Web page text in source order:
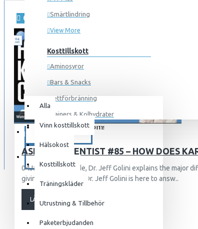
Alla
Alla
Vinn kosttillskott
Hälsokost
Kosttillskott
Träningskläder
Utrustning & Tillbehör
Paketerbjudanden
0 produkt(er) - 0kr
Din varukorg är tom!
Smärtlindring
View More
Kosttillskott
Aminosyror
Bars & Snacks
Fettförbränning
Gainers & Kolhydrater
Pre Workout
Protein
Återhämtning
Träningskläder
BLOG
04
ASK THE SCIENTIST #85 – HOW DOES
04JanIn this episode, Dr. Jeff Golini explains the major
giving you the truth. Dr. Jeff Golini is here to answ..
LÄS MER